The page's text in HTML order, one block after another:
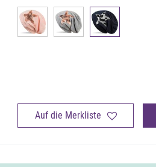
Auf die Merkliste